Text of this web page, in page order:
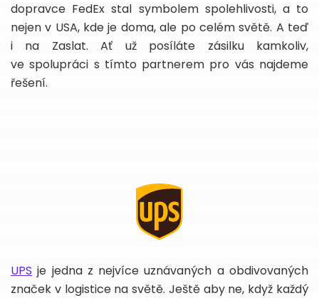
dopravce FedEx stal symbolem spolehlivosti, a to
nejen v USA, kde je doma, ale po celém světě. A teď
i na Zaslat. Ať už posíláte zásilku kamkoliv,
ve spolupráci s tímto partnerem pro vás najdeme
řešení.
UPS je jedna z nejvíce uznávaných a obdivovaných
značek v logistice na světě. Ještě aby ne, když každý